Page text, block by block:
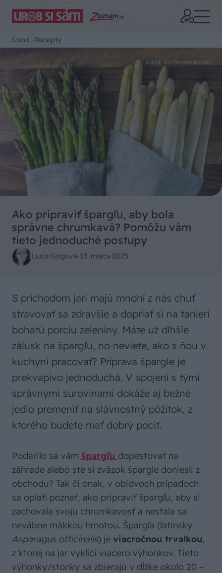
Úvod Recepty
Zdroj: shutterstock.com
Ako pripraviť špargľu, aby bola
správne chrumkavá? Pomôžu vám
tieto jednoduché postupy
Lucia Gogová-23. marca 2025
S príchodom jari majú mnohí z nás chuť
stravovať sa zdravšie a dopriať si na tanieri
bohatú porciu zeleniny. Máte už dlhšie
zálusk na špargľu, no neviete, ako s ňou v
kuchyni pracovať? Príprava špargle je
prekvapivo jednoduchá. V spojení s tými
správnymi surovinami dokáže aj bežné
jedlo premeniť na slávnostný pôžitok, z
ktorého budete mať dobrý pocit.
Podarilo sa vám špargľu dopestovať na
záhrade alebo ste si zväzok špargle doniesli z
obchodu? Tak či onak, v obidvoch prípadoch
sa oplatí poznať, ako pripraviť špargľu, aby si
zachovala svoju chrumkavosť a nestala sa
nevábne mäkkou hmotou. Špargľa (latinsky
Asparagus officinalis) je viacročnou trvalkou,
z ktorej na jar vyklíči viacero výhonkov. Tieto
výhonky/stonky sa zbierajú v dĺžke okolo 20 –